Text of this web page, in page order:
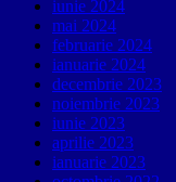
iunie 2024
mai 2024
februarie 2024
ianuarie 2024
decembrie 2023
noiembrie 2023
iunie 2023
aprilie 2023
ianuarie 2023